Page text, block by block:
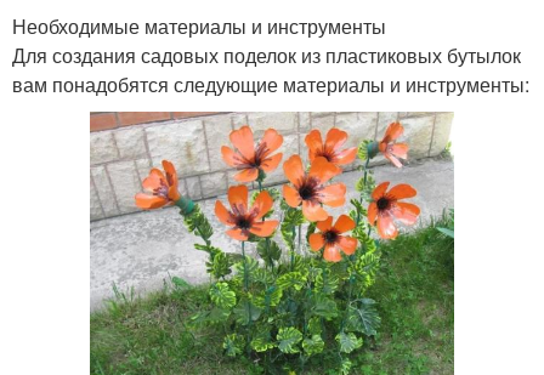
Необходимые материалы и инструменты
Для создания садовых поделок из пластиковых бутылок
вам понадобятся следующие материалы и инструменты: